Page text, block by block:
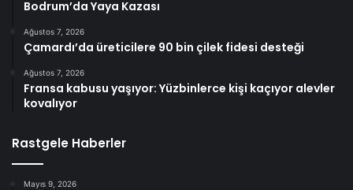
Bodrum’da Yaya Kazası
Ağustos 7, 2026
Çamardı’da üreticilere 90 bin çilek fidesi desteği
Ağustos 7, 2026
Fransa kabusu yaşıyor: Yüzbinlerce kişi kaçıyor alevler
kovalıyor
Rastgele Haberler
Mayıs 9, 2026